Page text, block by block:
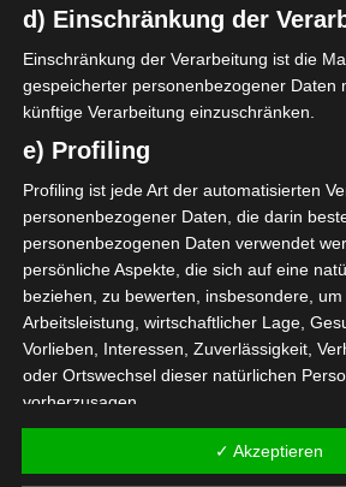
D Yassine Meriah
O Z. Berrima
Union Sportive Monastirienne
tif Sfaxien (CSS)
Olympique de Béjà (OB) – Étoile
Die nächsten Begegnungen
SPIELTAG 1
22 Aug. 2026
d) Einschränkung der
Einschränkung der Verarbeitung ist die
gespeicherter personenbezogener Daten
künftige Verarbeitung einzuschränken.
e) Profiling
Profiling ist jede Art der automatisierten
personenbezogener Daten, die darin
personenbezogenen Daten verwendet
persönliche Aspekte, die sich auf eine
beziehen, zu bewerten, insbesondere,
Arbeitsleistung, wirtschaftlicher Lage,
Vorlieben, Interessen, Zuverlässigkeit,
oder Ortswechsel dieser natürlichen
vorherzusagen.
f) Pseudonymisierung
Pseudonymisierung ist die Verarbeitung
✓ Akzeptieren